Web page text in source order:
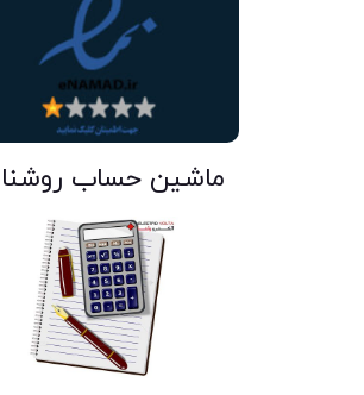
ماشین حساب